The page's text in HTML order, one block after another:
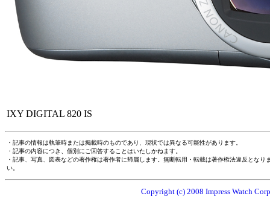
IXY DIGITAL 820 IS
・記事の情報は執筆時または掲載時のものであり、現状では異なる可能性があります。
・記事の内容につき、個別にご回答することはいたしかねます。
・記事、写真、図表などの著作権は著作者に帰属します。無断転用・転載は著作権法違反とな
い。
Copyright (c) 2008 Impress Watch